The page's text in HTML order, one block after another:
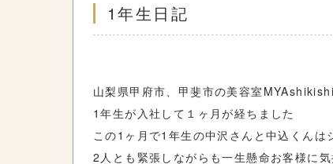
1年生日記
山梨県甲府市、甲斐市の美容室
1年生が入社して１ヶ月が経ちました
この1ヶ月で1年生の中沢さんと中込くん
2人とも緊張しながらも一生懸命お客様に